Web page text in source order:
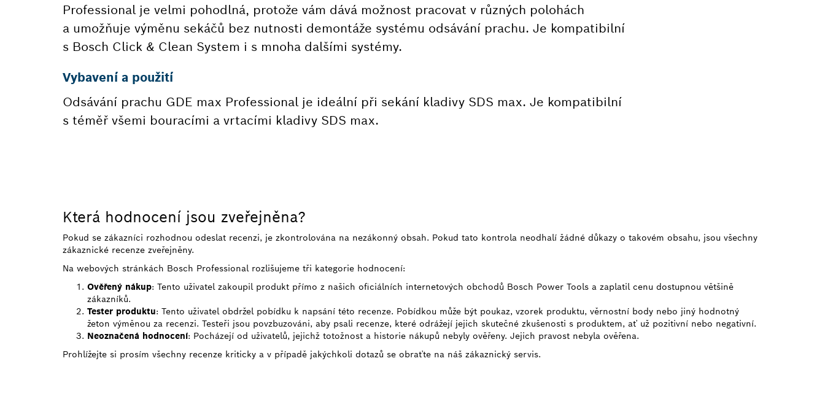
Professional je velmi pohodlná, protože vám dává možnost pracovat v různých polohách
a umožňuje výměnu sekáčů bez nutnosti demontáže systému odsávání prachu. Je kompatibilní
s Bosch Click & Clean System i s mnoha dalšími systémy.
Vybavení a použití
Odsávání prachu GDE max Professional je ideální při sekání kladivy SDS max. Je kompatibilní
s téměř všemi bouracími a vrtacími kladivy SDS max.
Která hodnocení jsou zveřejněna?
Pokud se zákazníci rozhodnou odeslat recenzi, je zkontrolována na nezákonný obsah. Pokud tato kontrola neodhalí žádné důkazy o takovém obsahu, jsou všechny
zákaznické recenze zveřejněny.
Na webových stránkách Bosch Professional rozlišujeme tři kategorie hodnocení:
Ověřený nákup: Tento uživatel zakoupil produkt přímo z našich oficiálních internetových obchodů Bosch Power Tools a zaplatil cenu dostupnou většině
zákazníků.
Tester produktu: Tento uživatel obdržel pobídku k napsání této recenze. Pobídkou může být poukaz, vzorek produktu, věrnostní body nebo jiný hodnotný
žeton výměnou za recenzi. Testeři jsou povzbuzováni, aby psali recenze, které odrážejí jejich skutečné zkušenosti s produktem, ať už pozitivní nebo negativní.
Neoznačená hodnocení: Pocházejí od uživatelů, jejichž totožnost a historie nákupů nebyly ověřeny. Jejich pravost nebyla ověřena.
Prohlížejte si prosím všechny recenze kriticky a v případě jakýchkoli dotazů se obraťte na náš zákaznický servis.